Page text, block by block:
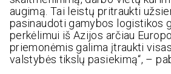
augimą. Tai leistų pritraukti
pasinaudoti gamybos logistikos
perkėlimui iš Azijos arčiau
priemonėmis galima įtraukti
valstybės tikslų pasiekimą“, –